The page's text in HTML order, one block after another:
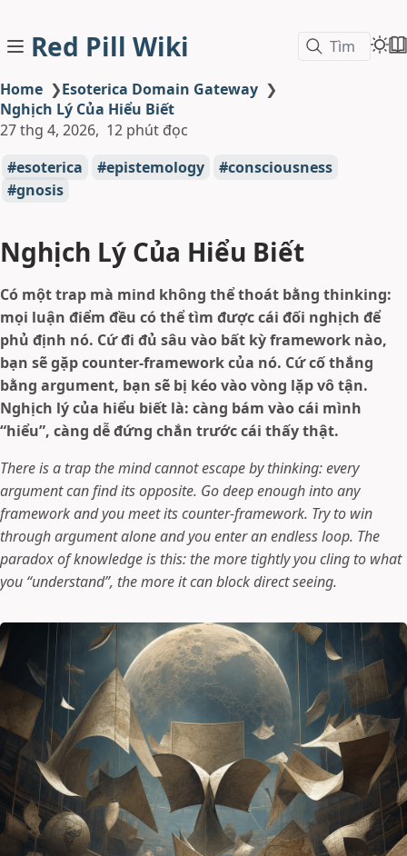
Red Pill Wiki Tìm
Home ❯Esoterica Domain Gateway ❯
Nghịch Lý Của Hiểu Biết
27 thg 4, 2026 12 phút đọc
esoterica
epistemology
consciousness
gnosis
Nghịch Lý Của Hiểu Biết
Có một trap mà mind không thể thoát bằng thinking:
mọi luận điểm đều có thể tìm được cái đối nghịch để
phủ định nó. Cứ đi đủ sâu vào bất kỳ framework nào,
bạn sẽ gặp counter-framework của nó. Cứ cố thắng
bằng argument, bạn sẽ bị kéo vào vòng lặp vô tận.
Nghịch lý của hiểu biết là: càng bám vào cái mình
“hiểu”, càng dễ đứng chắn trước cái thấy thật.
There is a trap the mind cannot escape by thinking: every
argument can find its opposite. Go deep enough into any
framework and you meet its counter-framework. Try to win
through argument alone and you enter an endless loop. The
paradox of knowledge is this: the more tightly you cling to what
you “understand”, the more it can block direct seeing.